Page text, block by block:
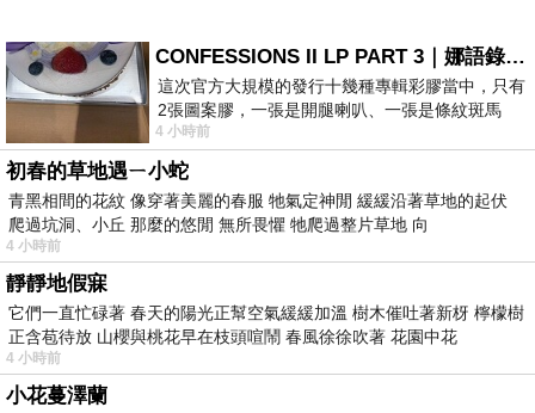
CONFESSIONS II LP PART 3｜娜語錄II LP PART 3
這次官方大規模的發行十幾種專輯彩膠當中，只有
2張圖案膠，一張是開腿喇叭、一張是條紋斑馬
版；目前官網上只剩澳洲商店AU STORE
4 小時前
初春的草地遇ㄧ小蛇
青黑相間的花紋 像穿著美麗的春服 牠氣定神閒 緩緩沿著草地的起伏
爬過坑洞、小丘 那麼的悠閒 無所畏懼 牠爬過整片草地 向
4 小時前
靜靜地假寐
它們一直忙碌著 春天的陽光正幫空氣緩緩加溫 樹木催吐著新枒 檸檬樹
正含苞待放 山櫻與桃花早在枝頭喧鬧 春風徐徐吹著 花園中花
4 小時前
小花蔓澤蘭